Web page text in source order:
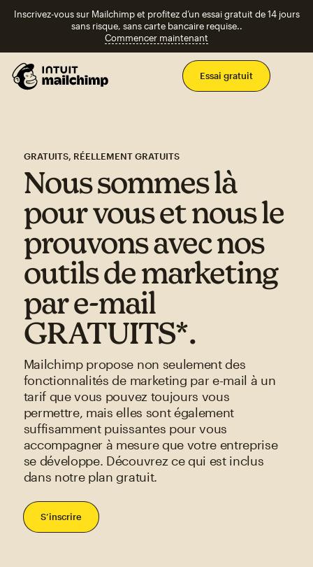
Inscrivez-vous sur Mailchimp et profitez d’un essai gratuit de 14 jours
sans risque, sans carte bancaire requise..
Commencer maintenant
Essai gratuit
GRATUITS, RÉELLEMENT GRATUITS
Nous sommes là
pour vous et nous le
prouvons avec nos
outils de marketing
par e-mail
GRATUITS*.
Mailchimp propose non seulement des
fonctionnalités de marketing par e-mail à un
tarif que vous pouvez toujours vous
permettre, mais elles sont également
suffisamment puissantes pour vous
accompagner à mesure que votre entreprise
se développe. Découvrez ce qui est inclus
dans notre plan gratuit.
S’inscrire